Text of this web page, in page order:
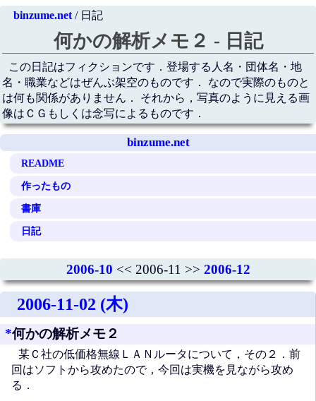
binzume.net/ 日記
何かの解析メモ２ - 日記
この日記はフィクションです．登場する人名・団体名・地
名・職業などはぜんぶ架空のものです． なので実際のものと
は何も関係がありません． それから，写真のように見える画
像はＣＧもしくは念写によるものです．
binzume.net
README
作ったもの
書庫
日記
2006-10 << 2006-11 >> 2006-12
2006-11-02 (木)
*何かの解析メモ２
某Ｃ社の低価格無線ＬＡＮルータについて，その２．前
回はソフトから攻めたので，今回は実機を見ながら攻め
る．